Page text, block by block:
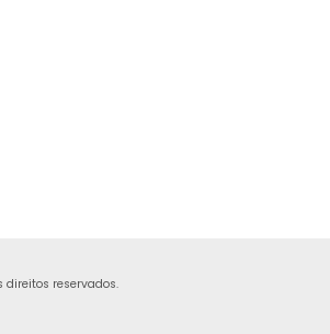
direitos reservados.